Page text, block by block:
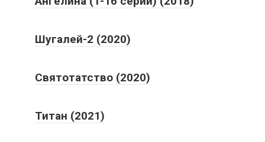
Шугалей-2 (2020)
Святотатство (2020)
Титан (2021)